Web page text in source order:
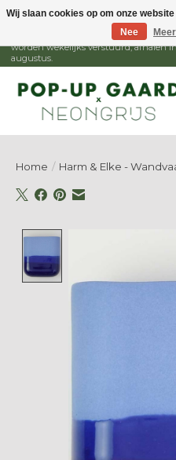
1 - 15 augustus is de winkel gesloten,
worden wekelijks verstuurd, afhalen
augustus.
Home / Harm & Elke -
Wij slaan cookies op om onze
Nee